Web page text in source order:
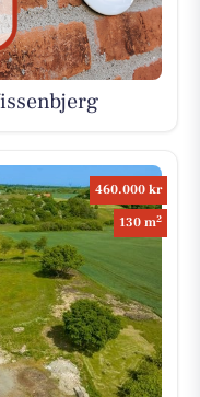
460.000 kr
130 m2